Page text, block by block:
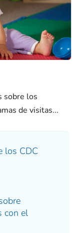
sobre los
de visitas...
los CDC
con el